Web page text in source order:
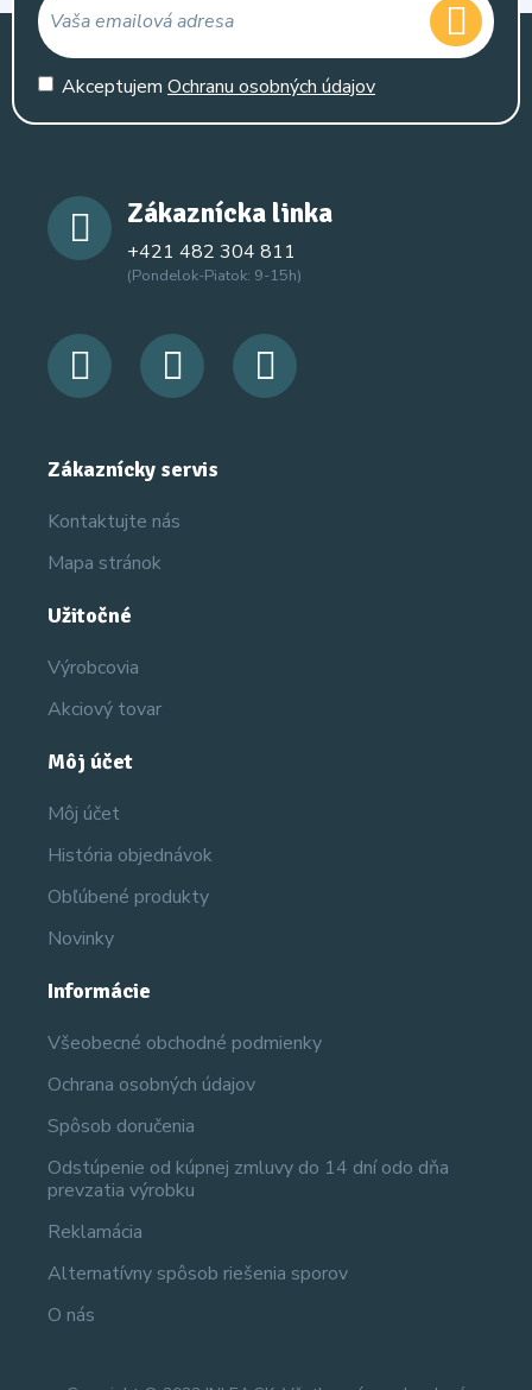
Akceptujem Ochranu osobných údajov
Zákaznícka linka
+421 482 304 811
(Pondelok-Piatok: 9-15h)
Zákaznícky servis
Kontaktujte nás
Mapa stránok
Užitočné
Výrobcovia
Akciový tovar
Môj účet
Môj účet
História objednávok
Obľúbené produkty
Novinky
Informácie
Všeobecné obchodné podmienky
Ochrana osobných údajov
Spôsob doručenia
Odstúpenie od kúpnej zmluvy do 14 dní odo dňa
prevzatia výrobku
Reklamácia
Alternatívny spôsob riešenia sporov
O nás